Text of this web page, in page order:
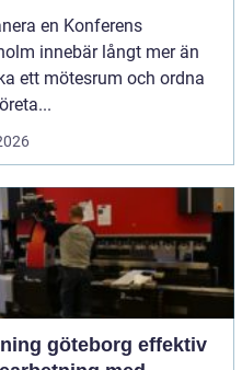
en Konferens
innebär långt mer än
ett mötesrum och ordna
göteborg effektiv